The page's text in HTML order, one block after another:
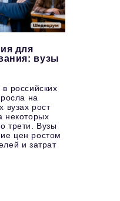
для
вузы
российских
на
вузах рост
некоторых
трети. Вузы
цен ростом
и затрат